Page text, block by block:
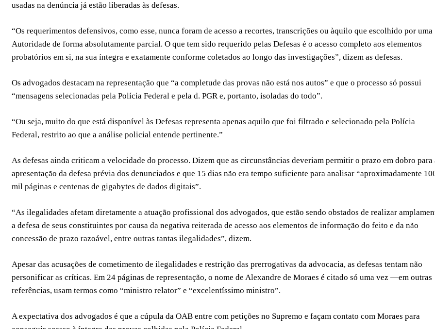
usadas na denúncia já estão liberadas às defesas.
“Os requerimentos defensivos, como esse, nunca foram de acesso a recortes, transcrições ou àquilo que escolhido por uma
Autoridade de forma absolutamente parcial. O que tem sido requerido pelas Defesas é o acesso completo aos elementos
probatórios em si, na sua íntegra e exatamente conforme coletados ao longo das investigações”, dizem as defesas.
Os advogados destacam na representação que “a completude das provas não está nos autos” e que o processo só possui
“mensagens selecionadas pela Polícia Federal e pela d. PGR e, portanto, isoladas do todo”.
“Ou seja, muito do que está disponível às Defesas representa apenas aquilo que foi filtrado e selecionado pela Polícia
Federal, restrito ao que a análise policial entende pertinente.”
As defesas ainda criticam a velocidade do processo. Dizem que as circunstâncias deveriam permitir o prazo em dobro para
apresentação da defesa prévia dos denunciados e que 15 dias não era tempo suficiente para analisar “aproximadamente
mil páginas e centenas de gigabytes de dados digitais”.
“As ilegalidades afetam diretamente a atuação profissional dos advogados, que estão sendo obstados de realizar
a defesa de seus constituintes por causa da negativa reiterada de acesso aos elementos de informação do feito e da não
concessão de prazo razoável, entre outras tantas ilegalidades”, dizem.
Apesar das acusações de cometimento de ilegalidades e restrição das prerrogativas da advocacia, as defesas tentam não
personificar as críticas. Em 24 páginas de representação, o nome de Alexandre de Moraes é citado só uma vez —em outras
referências, usam termos como “ministro relator” e “excelentíssimo ministro”.
A expectativa dos advogados é que a cúpula da OAB entre com petições no Supremo e façam contato com Moraes para